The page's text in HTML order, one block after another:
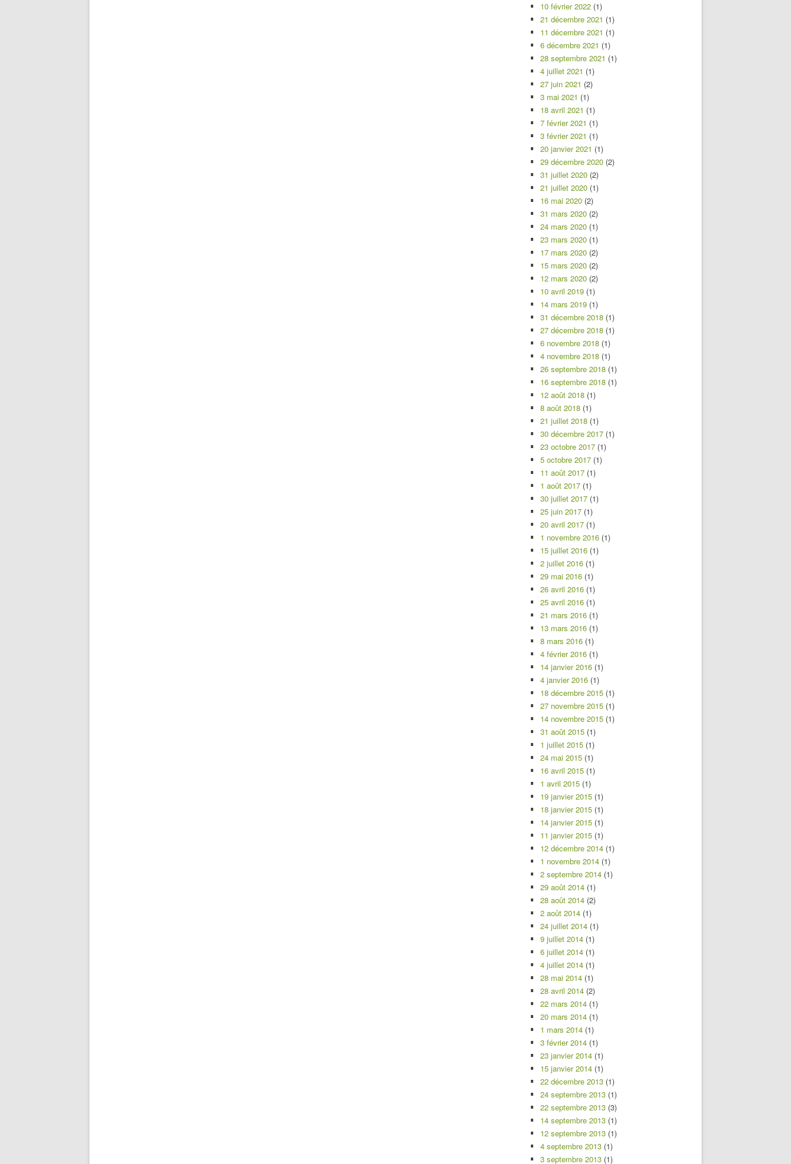
10 février 2022 (1)
21 décembre 2021 (1)
11 décembre 2021 (1)
6 décembre 2021 (1)
28 septembre 2021 (1)
4 juillet 2021 (1)
27 juin 2021 (2)
3 mai 2021 (1)
18 avril 2021 (1)
7 février 2021 (1)
3 février 2021 (1)
20 janvier 2021 (1)
29 décembre 2020 (2)
31 juillet 2020 (2)
21 juillet 2020 (1)
16 mai 2020 (2)
31 mars 2020 (2)
24 mars 2020 (1)
23 mars 2020 (1)
17 mars 2020 (2)
15 mars 2020 (2)
12 mars 2020 (2)
10 avril 2019 (1)
14 mars 2019 (1)
31 décembre 2018 (1)
27 décembre 2018 (1)
6 novembre 2018 (1)
4 novembre 2018 (1)
26 septembre 2018 (1)
16 septembre 2018 (1)
12 août 2018 (1)
8 août 2018 (1)
21 juillet 2018 (1)
30 décembre 2017 (1)
23 octobre 2017 (1)
5 octobre 2017 (1)
11 août 2017 (1)
1 août 2017 (1)
30 juillet 2017 (1)
25 juin 2017 (1)
20 avril 2017 (1)
1 novembre 2016 (1)
15 juillet 2016 (1)
2 juillet 2016 (1)
29 mai 2016 (1)
26 avril 2016 (1)
25 avril 2016 (1)
21 mars 2016 (1)
13 mars 2016 (1)
8 mars 2016 (1)
4 février 2016 (1)
14 janvier 2016 (1)
4 janvier 2016 (1)
18 décembre 2015 (1)
27 novembre 2015 (1)
14 novembre 2015 (1)
31 août 2015 (1)
1 juillet 2015 (1)
24 mai 2015 (1)
16 avril 2015 (1)
1 avril 2015 (1)
19 janvier 2015 (1)
18 janvier 2015 (1)
14 janvier 2015 (1)
11 janvier 2015 (1)
12 décembre 2014 (1)
1 novembre 2014 (1)
2 septembre 2014 (1)
29 août 2014 (1)
28 août 2014 (2)
2 août 2014 (1)
24 juillet 2014 (1)
9 juillet 2014 (1)
6 juillet 2014 (1)
4 juillet 2014 (1)
28 mai 2014 (1)
28 avril 2014 (2)
22 mars 2014 (1)
20 mars 2014 (1)
1 mars 2014 (1)
3 février 2014 (1)
23 janvier 2014 (1)
15 janvier 2014 (1)
22 décembre 2013 (1)
24 septembre 2013 (1)
22 septembre 2013 (3)
14 septembre 2013 (1)
12 septembre 2013 (1)
4 septembre 2013 (1)
3 septembre 2013 (1)